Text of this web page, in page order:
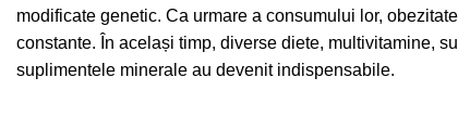
modificate genetic. Ca urmare a consumului lor,
constante. În același timp, diverse diete, multivitamine,
suplimentele minerale au devenit indispensabile.